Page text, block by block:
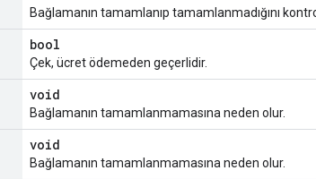
Bağlamanın tamamlanıp tamamlanmadığını
bool
Çek, ücret ödemeden geçerlidir.
void
Bağlamanın tamamlanmamasına neden olur.
void
Bağlamanın tamamlanmamasına neden olur.